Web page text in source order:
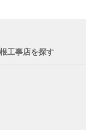
工事店を探す